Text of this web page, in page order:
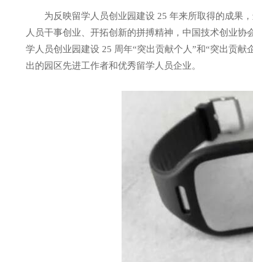
为反映留学人员创业园建设 25 年来所取得的成果
人员干事创业、开拓创新的拼搏精神，中国技术创业
学人员创业园建设 25 周年“突出贡献个人”和“突出贡
出的园区先进工作者和优秀留学人员企业。